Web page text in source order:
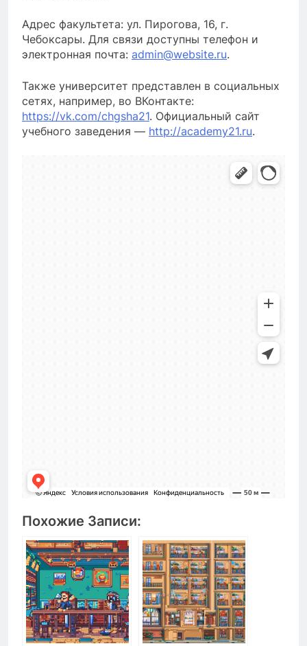
Адрес факультета: ул. Пирогова, 16, г.
Чебоксары. Для связи доступны телефон и
электронная почта: admin@website.ru.
Также университет представлен в социальных
сетях, например, во ВКонтакте:
https://vk.com/chgsha21. Официальный сайт
учебного заведения — http://academy21.ru.
Похожие Записи: